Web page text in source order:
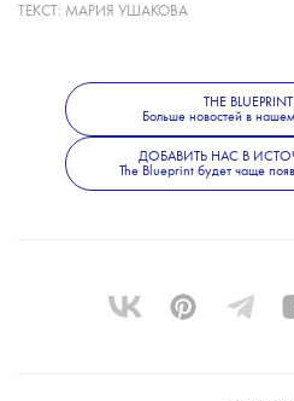
снабдила хлопьями и
Пока непонятно, какой
на просмотры фильма,
ТЕКСТ: МАРИЯ УШАКОВА
THE
Больше новостей в
ДОБАВИТЬ НАС В
The Blueprint будет чаще